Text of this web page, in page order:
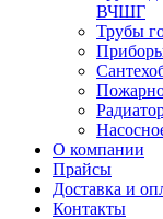
ВЧШГ
Трубы
О компании
Прайсы
Доставка и
Контакты